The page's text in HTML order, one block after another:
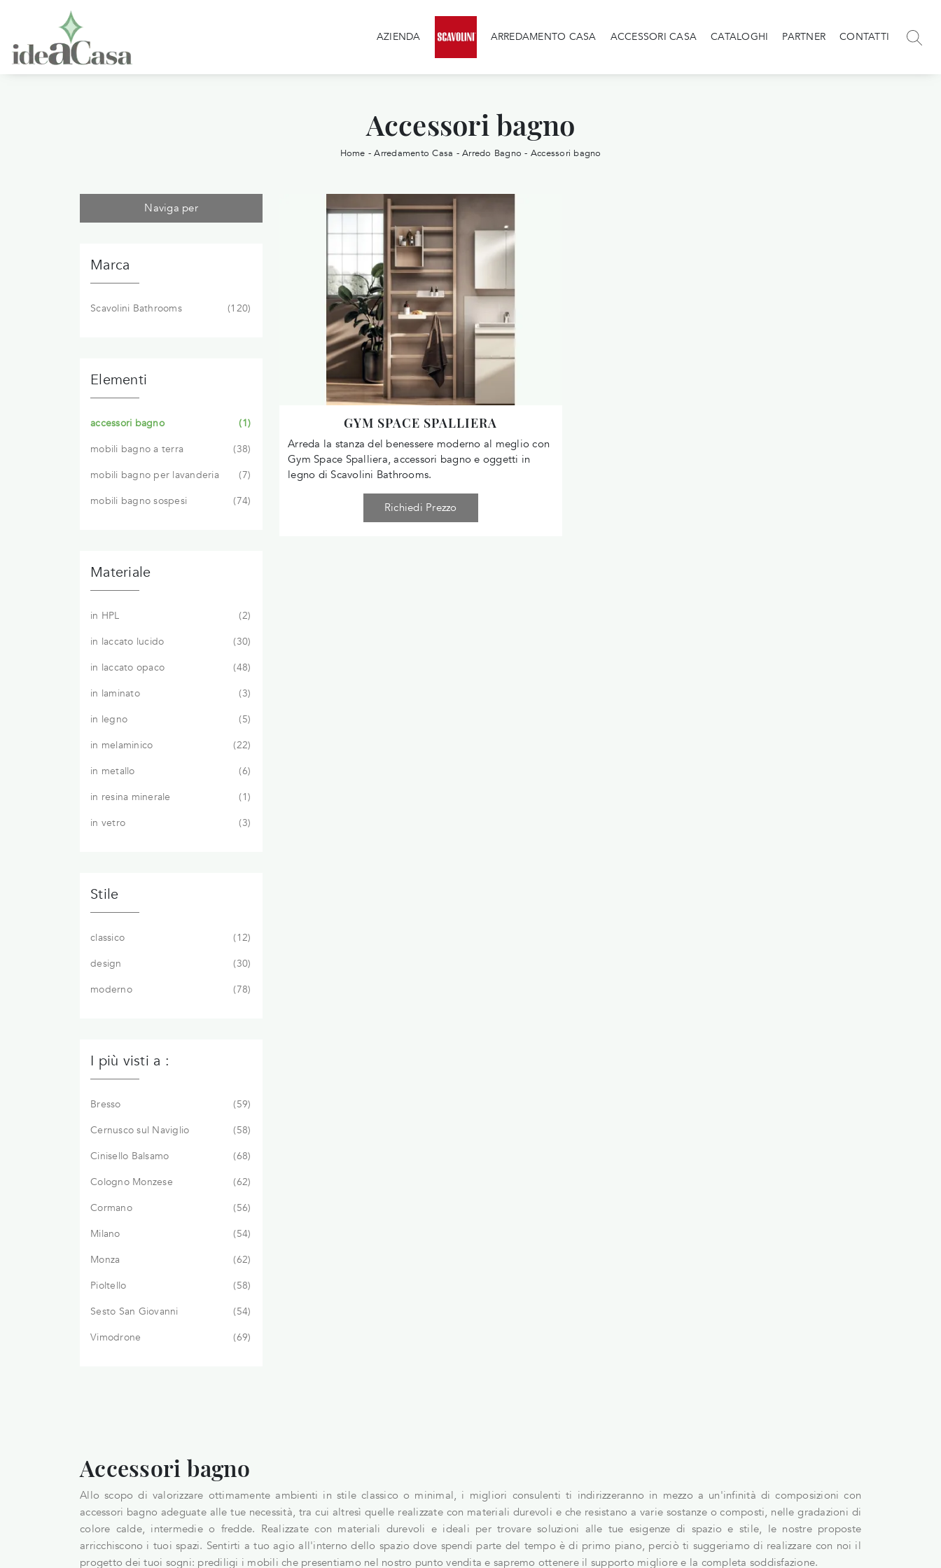
AZIENDA ARREDAMENTO CASA ACCESSORI CASA CATALOGHI PARTNER CONTATTI
Accessori bagno
Home -Arredamento Casa - Arredo Bagno - Accessori bagno
GYM SPACE SPALLIERA
Arreda la stanza del benessere moderno al meglio con
Gym Space Spalliera, accessori bagno e oggetti in
legno di Scavolini Bathrooms.
Richiedi Prezzo
Naviga per
Marca
Scavolini Bathrooms 120
Elementi
accessori bagno
1
mobili bagno a terra
38
mobili bagno per lavanderia
7
mobili bagno sospesi
74
Materiale
in HPL
2
in laccato lucido
30
in laccato opaco
48
in laminato
3
in legno
5
in melaminico
22
in metallo
6
in resina minerale
1
in vetro
3
Stile
classico
12
design
30
moderno
78
I più visti a :
Bresso
59
Cernusco sul Naviglio
58
Cinisello Balsamo
68
Cologno Monzese
62
Cormano
56
Milano
54
Monza
62
Pioltello
58
Sesto San Giovanni
54
Vimodrone
69
Accessori bagno
Allo scopo di valorizzare ottimamente ambienti in stile classico o minimal, i migliori consulenti ti indirizzeranno in mezzo a un'infinità di composizioni con
accessori bagno adeguate alle tue necessità, tra cui altresì quelle realizzate con materiali durevoli e che resistano a varie sostanze o composti, nelle gradazioni di
colore calde, intermedie o fredde. Realizzate con materiali durevoli e ideali per trovare soluzioni alle tue esigenze di spazio e stile, le nostre proposte
arricchiscono i tuoi spazi. Sentirti a tuo agio all'interno dello spazio dove spendi parte del tempo è di primo piano, perciò ti suggeriamo di realizzare con noi il
progetto dei tuoi sogni: prediligi i mobili che presentiamo nel nostro punto vendita e sapremo ottenere il supporto migliore e la completa soddisfazione.